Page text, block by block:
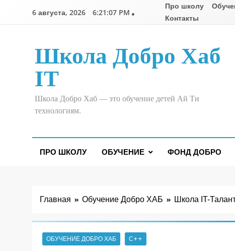
6 августа, 2026 6:21:08 PM
Про школу
Контакты
Школа Добро Хаб
IT
Школа Добро Хаб — это обучение детей Ай Ти
технологиям.
ПРО ШКОЛУ ОБУЧЕНИЕ ФОНД ДОБРО
Главная Обучение Добро ХАБ Школа IT-
ОБУЧЕНИЕ ДОБРО ХАБ С++